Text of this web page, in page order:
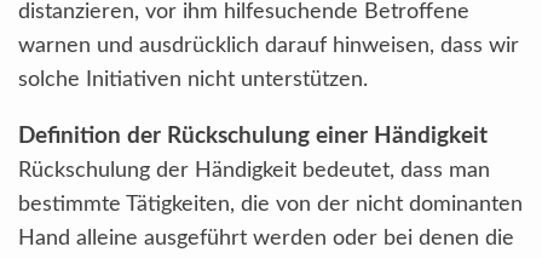
distanzieren, vor ihm hilfesuchende Betroffene
warnen und ausdrücklich darauf hinweisen, dass wir
solche Initiativen nicht unterstützen.
Definition der Rückschulung einer Händigkeit
Rückschulung der Händigkeit bedeutet, dass man
bestimmte Tätigkeiten, die von der nicht dominanten
Hand alleine ausgeführt werden oder bei denen die